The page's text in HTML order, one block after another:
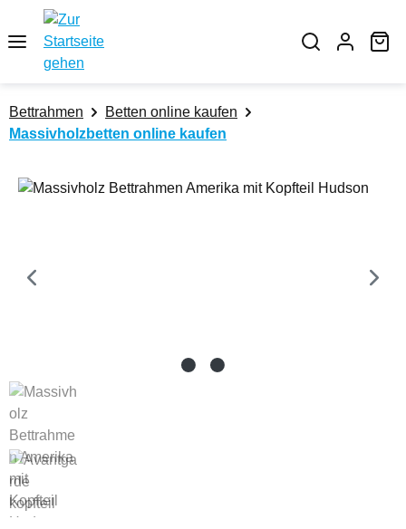
Zum Hauptinhalt springen
Bettrahmen
Betten online kaufen
Massivholzbetten online kaufen
Bildergalerie überspringen